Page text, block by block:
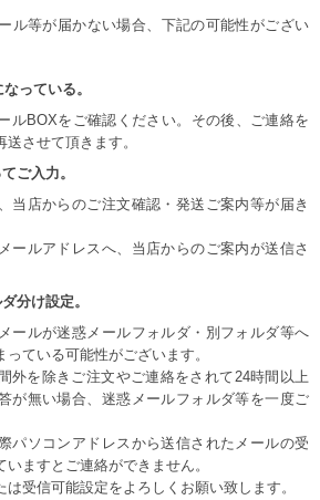
ル等が届かない場合、下記の可能性がござい
っている。
ルBOXをご確認ください。その後、ご連絡を
させて頂きます。
ご入力。
当店からのご注文確認・発送ご案内等が届き
ールアドレスへ、当店からのご案内が送信さ
分け設定。
ールが迷惑メールフォルダ・別フォルダ等へ
ている可能性がございます。
外を除きご注文やご連絡をされて24時間以上
が無い場合、迷惑メールフォルダ等を一度ご
パソコンアドレスから送信されたメールの受
ますとご連絡ができません。
受信可能設定をよろしくお願い致します。